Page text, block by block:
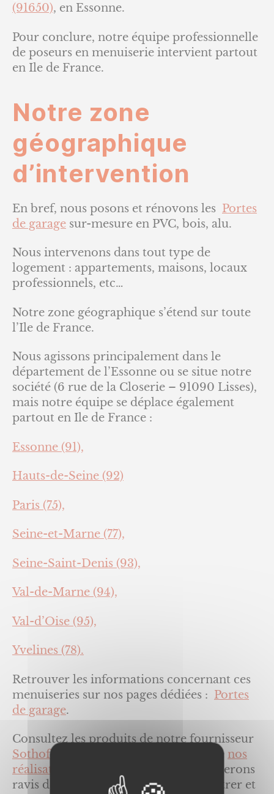
(91650), en Essonne.
Pour conclure, notre équipe professionnelle
de poseurs en menuiserie intervient partout
en Ile de France.
Notre zone
géographique
d’intervention
En bref, nous posons et rénovons les Portes
de garage sur-mesure en PVC, bois, alu.
Nous intervenons dans tout type de
logement : appartements, maisons, locaux
professionnels, etc…
Notre zone géographique s’étend sur toute
l’Ile de France.
Nous agissons principalement dans le
département de l’Essonne ou se situe notre
société (6 rue de la Closerie – 91090 Lisses),
mais notre équipe se déplace également
partout en Ile de France :
Essonne (91),
Hauts-de-Seine (92)
Paris (75),
Seine-et-Marne (77),
Seine-Saint-Denis (93),
Val-de-Marne (94),
Val-d’Oise (95),
Yvelines (78).
Retrouver les informations concernant ces
menuiseries sur nos pages dédiées : Portes
de garage.
Consultez les produits de notre fournisseur
Sothoferm
, et prenez connaissance de nos
réalisations
. Nous serons
ravis de vous renseigner, vous rencontrer et